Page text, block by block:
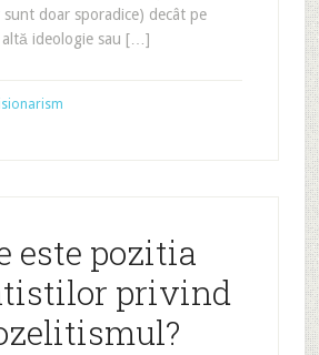
sunt doar sporadice) decât pe
altă ideologie sau […]
este pozitia
privind